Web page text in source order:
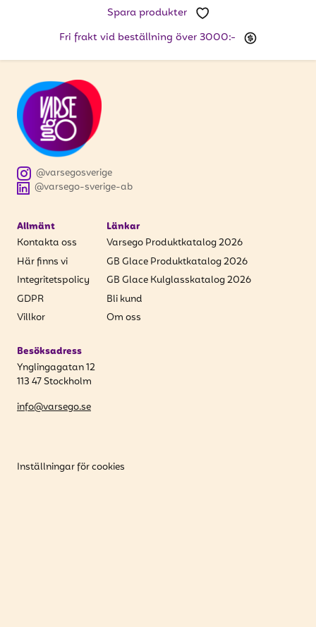
Spara produkter
Fri frakt vid beställning över 3000:-
@varsego-sverige-ab
@varsegosverige
Allmänt
Kontakta oss
Här finns vi
Integritetspolicy
GDPR
Villkor
Länkar
Varsego Produktkatalog 2026
GB Glace Produktkatalog 2026
GB Glace Kulglasskatalog 2026
Bli kund
Om oss
Besöksadress
Ynglingagatan 12
113 47 Stockholm
info@varsego.se
Inställningar för cookies